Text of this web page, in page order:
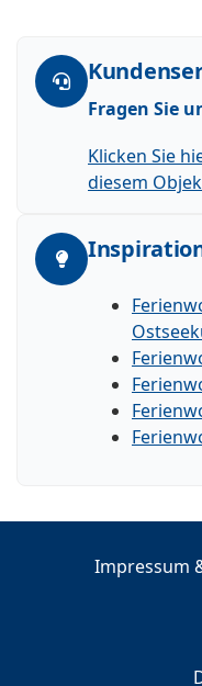
Fragen Sie
Klicken Sie
diesem
Impressum